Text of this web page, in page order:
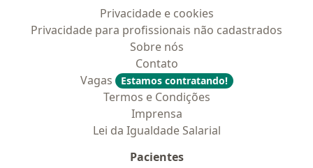
Privacidade e cookies
Privacidade para profissionais não cadastrados
Sobre nós
Contato
Vagas
Estamos contratando!
Termos e Condições
Imprensa
Lei da Igualdade Salarial
Pacientes